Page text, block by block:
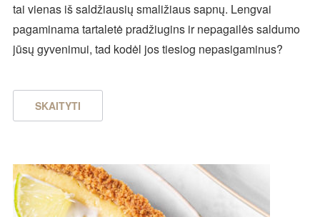
tai vienas iš saldžiausių smaližiaus sapnų. Lengvai
pagaminama tartaletė pradžiugins ir nepagailės saldumo
jūsų gyvenimui, tad kodėl jos tiesiog nepasigaminus?
SKAITYTI